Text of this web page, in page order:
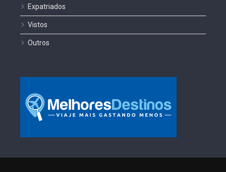
Expatriados
Vistos
Outros